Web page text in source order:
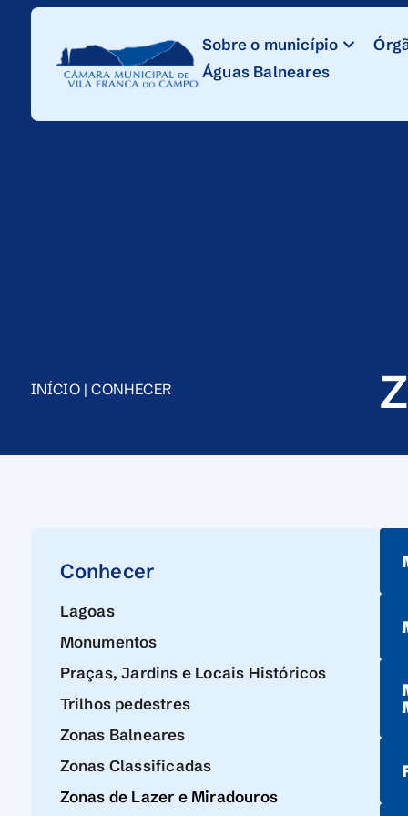
Skip
Content
Sobre o município
Águas Balneares
INÍCIO|CONHECER
Conhecer
Lagoas
Monumentos
Praças, Jardins e Locais Históricos
Trilhos pedestres
Zonas Balneares
Zonas Classificadas
Zonas de Lazer e Miradouros